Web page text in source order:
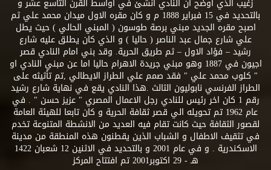
زغيب الذي اوضح ان النادي انشئ في اواسط القرن التاسع عشر و
بالتحديد في 15 فبراير 1888 م و كان مقره الاول ميدان محمد علي ثم
اصبح مقره الجديد مبني برصة طوسون ( المبني الحالي ) حيث يطل
علي شارع جمال عبد الناصر ( حاليا ) و الذي كان يطلق عليه شارع
رشيد – فؤاد الاول – ثم طريق الحرية. وقد بني امام النادي قصر
اجيون في 1887 وهو مبني جريدة الاهرام حاليا اما عن مبني النادي او
" كلوب محمد علي " فقد صمم علي الطراز الايطالي ,تم تأثيثه على
الطراز الفرنسي نابوليون الثالث .هذا النادي يقع في نهاية شارع رشيد
رقم 1 كان اخر رئيس للنادي رجل الاعمال المصري " عزيز حسن " . في
عام 1962 تم تحويله الي قصر ثقافة الحرية و كان تابعا للهيئة العامة
لقصور الثقافة حيث كانت تقام فيه العديد من الانشطة المتنوعة تخدم
في تثقيف الاطفال و الشباب الذين يقطنون هذه المنطقة من مدينة
الاسكندرية . و في عام 2001 و بالتحديد في الاثنين 12 شعبان 1422
هـ - 29 اكتوبر2001 تم افتتاح المركز